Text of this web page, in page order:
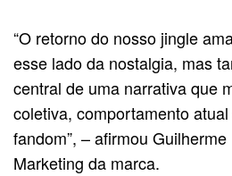
“O retorno do nosso jingle
esse lado da nostalgia, mas
central de uma narrativa que
coletiva, comportamento
fandom”, – afirmou
Marketing da marca.